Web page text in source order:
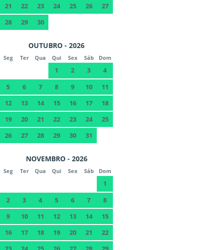
21
22 23 24 25 26
27
28
29 30
OUTUBRO - 2026
Seg Ter Qua Qui Sex Sáb Dom
1 2 3
4
5
6 7 8 9 10
11
12
13 14 15 16 17
18
19
20 21 22 23 24
25
26
27 28 29 30 31
NOVEMBRO - 2026
Seg Ter Qua Qui Sex Sáb Dom
1
2
3 4 5 6 7
8
9
10 11 12 13 14
15
16
17 18 19 20 21
22